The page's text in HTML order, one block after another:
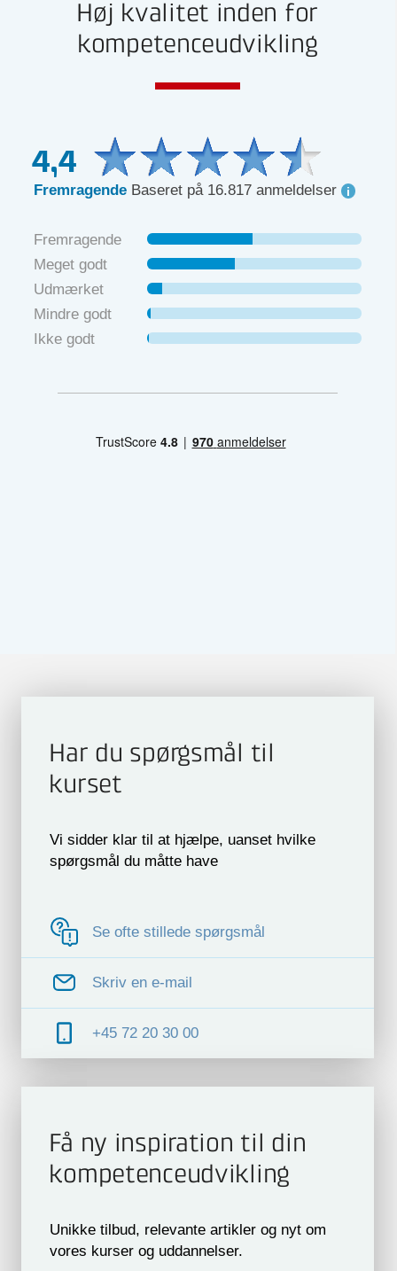
Høj kvalitet inden for
kompetenceudvikling
4,4
Fremragende Baseret på 16.817 anmeldelser
Fremragende
Meget godt
Udmærket
Mindre godt
Ikke godt
Har du spørgsmål til
kurset
Vi sidder klar til at hjælpe, uanset hvilke
spørgsmål du måtte have
Se ofte stillede spørgsmål
Skriv en e-mail
+45 72 20 30 00
Få ny inspiration til din
kompetence­udvikling
Unikke tilbud, relevante artikler og nyt om
vores kurser og uddannelser.